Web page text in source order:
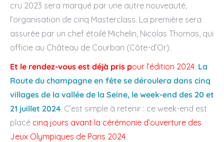
cru 2023 sera marqué par une autre nouveauté,
l’organisation de cinq Masterclass. La première sera
assurée par un chef étoilé Michelin, Nicolas Thomas, qui
officie au Château de Courban (Côte-d’Or).
Et le rendez-vous est déjà pris pour l’édition 2024. La
Route du champagne en fête se déroulera dans cinq
villages de la vallée de la Seine, le week-end des 20 et
21 juillet 2024. C’est simple à retenir : ce week-end est
placé cinq jours avant la cérémonie d’ouverture des
Jeux Olympiques de Paris 2024.